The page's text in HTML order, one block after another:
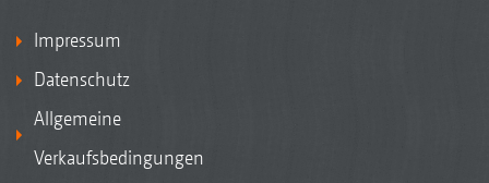
Impressum
Datenschutz
Allgemeine
Verkaufsbedingungen